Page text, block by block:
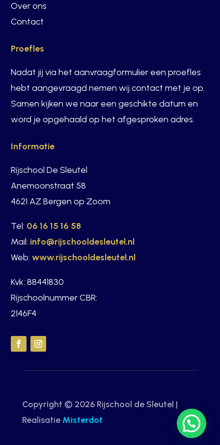
Over ons
Contact
Proefles
Nadat jij via het aanvraagformulier een proefles
hebt aangevraagd nemen wij contact met je op.
Samen kijken we naar een geschikte datum en
word je opgehaald op het afgesproken adres.
Informatie
Rijschool De Sleutel
Anemoonstraat 58
4621 AZ Bergen op Zoom
Tel: 06 16 15 16 58
Mail: info@rijschooldesleutel.nl
Web:www.rijschooldesleutel.nl
Kvk: 88441830
Rijschoolnummer CBR:
2146F4
Copyright © 2026 Rijschool de Sleutel |
Realisatie Misterdot